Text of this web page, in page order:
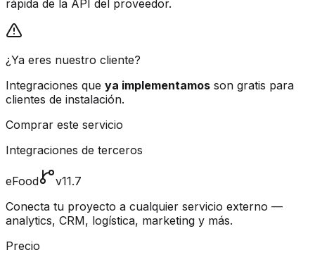
rápida de la API del proveedor.
¿Ya eres nuestro cliente?
Integraciones que ya implementamos son gratis para
clientes de instalación.
Comprar este servicio
Integraciones de terceros
eFood
v11.7
Conecta tu proyecto a cualquier servicio externo —
analytics, CRM, logística, marketing y más.
Precio